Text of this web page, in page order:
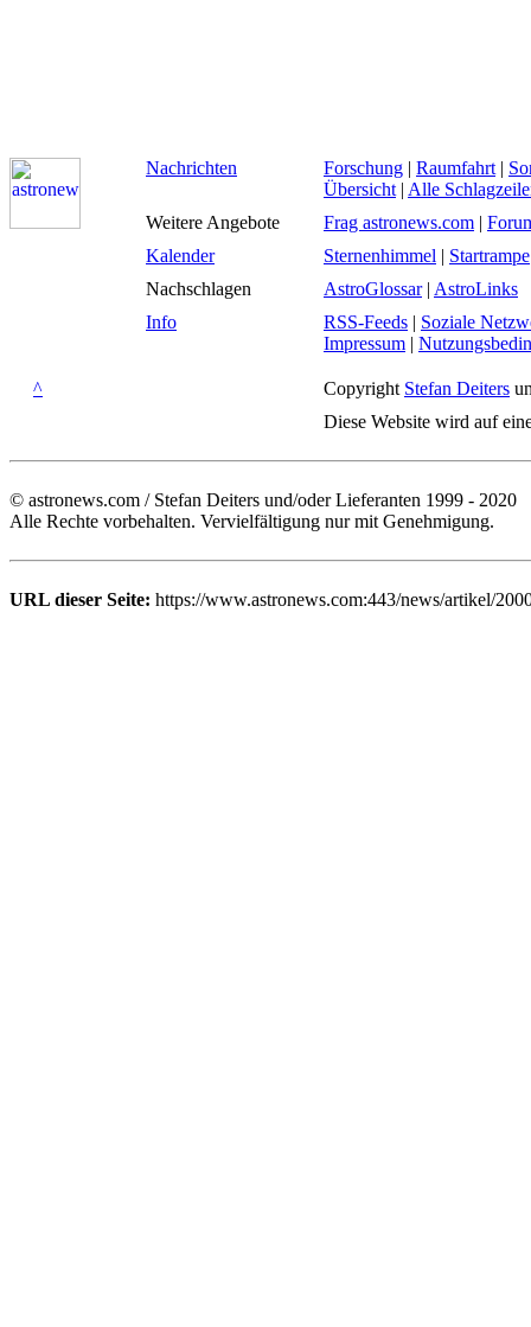
Nachrichten Forschung | Raumfahrt |
Übersicht | Alle
Weitere Angebote
Frag astronews.com |
Kalender
Sternenhimmel | Startrampe
Nachschlagen
AstroGlossar| AstroLinks
Info
RSS-Feeds | Soziale
Impressum |
^ Copyright Stefan Deiters
Diese Website wird auf
© astronews.com / Stefan Deiters und/oder Lieferanten 1999 - 2020
Alle Rechte vorbehalten. Vervielfältigung nur mit Genehmigung.
URL dieser Seite: https://www.astronews.com:443/news/artikel/